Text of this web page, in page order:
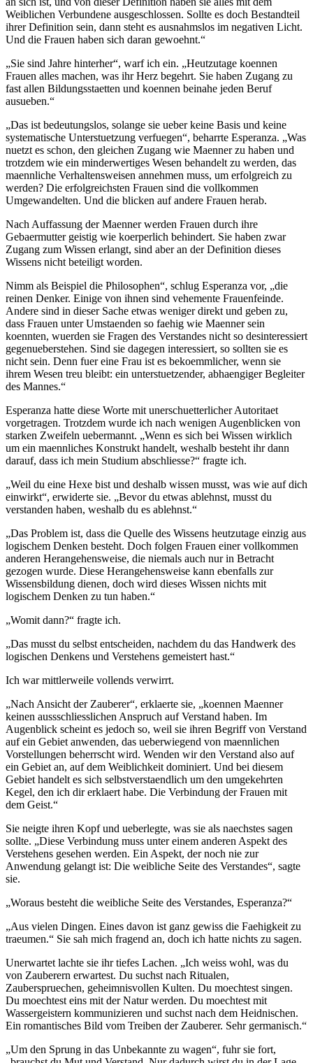
Weiblichen Verbundene ausgeschlossen. Sollte es doch Bestandteil
ihrer Definition sein, dann steht es ausnahmslos im negativen Licht.
Und die Frauen haben sich daran gewoehnt.“
„Sie sind Jahre hinterher“, warf ich ein. „Heutzutage koennen
Frauen alles machen, was ihr Herz begehrt. Sie haben Zugang zu
fast allen Bildungsstaetten und koennen beinahe jeden Beruf
ausueben.“
„Das ist bedeutungslos, solange sie ueber keine Basis und keine
systematische Unterstuetzung verfuegen“, beharrte Esperanza. „Was
nuetzt es schon, den gleichen Zugang wie Maenner zu haben und
trotzdem wie ein minderwertiges Wesen behandelt zu werden, das
maennliche Verhaltensweisen annehmen muss, um erfolgreich zu
werden? Die erfolgreichsten Frauen sind die vollkommen
Umgewandelten. Und die blicken auf andere Frauen herab.
Nach Auffassung der Maenner werden Frauen durch ihre
Gebaermutter geistig wie koerperlich behindert. Sie haben zwar
Zugang zum Wissen erlangt, sind aber an der Definition dieses
Wissens nicht beteiligt worden.
Nimm als Beispiel die Philosophen“, schlug Esperanza vor, „die
reinen Denker. Einige von ihnen sind vehemente Frauenfeinde.
Andere sind in dieser Sache etwas weniger direkt und geben zu,
dass Frauen unter Umstaenden so faehig wie Maenner sein
koennten, wuerden sie Fragen des Verstandes nicht so desinteressiert
gegenueberstehen. Sind sie dagegen interessiert, so sollten sie es
nicht sein. Denn fuer eine Frau ist es bekoemmlicher, wenn sie
ihrem Wesen treu bleibt: ein unterstuetzender, abhaengiger Begleiter
des Mannes.“
Esperanza hatte diese Worte mit unerschuetterlicher Autoritaet
vorgetragen. Trotzdem wurde ich nach wenigen Augenblicken von
starken Zweifeln uebermannt. „Wenn es sich bei Wissen wirklich
um ein maennliches Konstrukt handelt, weshalb besteht ihr dann
darauf, dass ich mein Studium abschliesse?“ fragte ich.
„Weil du eine Hexe bist und deshalb wissen musst, was wie auf dich
einwirkt“, erwiderte sie. „Bevor du etwas ablehnst, musst du
verstanden haben, weshalb du es ablehnst.“
„Das Problem ist, dass die Quelle des Wissens heutzutage einzig aus
logischem Denken besteht. Doch folgen Frauen einer vollkommen
anderen Herangehensweise, die niemals auch nur in Betracht
gezogen wurde. Diese Herangehensweise kann ebenfalls zur
Wissensbildung dienen, doch wird dieses Wissen nichts mit
logischem Denken zu tun haben.“
„Womit dann?“ fragte ich.
„Das musst du selbst entscheiden, nachdem du das Handwerk des
logischen Denkens und Verstehens gemeistert hast.“
Ich war mittlerweile vollends verwirrt.
„Nach Ansicht der Zauberer“, erklaerte sie, „koennen Maenner
keinen aussschliesslichen Anspruch auf Verstand haben. Im
Augenblick scheint es jedoch so, weil sie ihren Begriff von Verstand
auf ein Gebiet anwenden, das ueberwiegend von maennlichen
Vorstellungen beherrscht wird. Wenden wir den Verstand also auf
ein Gebiet an, auf dem Weiblichkeit dominiert. Und bei diesem
Gebiet handelt es sich selbstverstaendlich um den umgekehrten
Kegel, den ich dir erklaert habe. Die Verbindung der Frauen mit
dem Geist.“
Sie neigte ihren Kopf und ueberlegte, was sie als naechstes sagen
sollte. „Diese Verbindung muss unter einem anderen Aspekt des
Verstehens gesehen werden. Ein Aspekt, der noch nie zur
Anwendung gelangt ist: Die weibliche Seite des Verstandes“, sagte
sie.
„Woraus besteht die weibliche Seite des Verstandes, Esperanza?“
„Aus vielen Dingen. Eines davon ist ganz gewiss die Faehigkeit zu
traeumen.“ Sie sah mich fragend an, doch ich hatte nichts zu sagen.
Unerwartet lachte sie ihr tiefes Lachen. „Ich weiss wohl, was du
von Zauberern erwartest. Du suchst nach Ritualen,
Zauberspruechen, geheimnisvollen Kulten. Du moechtest singen.
Du moechtest eins mit der Natur werden. Du moechtest mit
Wassergeistern kommunizieren und suchst nach dem Heidnischen.
Ein romantisches Bild vom Treiben der Zauberer. Sehr germanisch.“
„Um den Sprung in das Unbekannte zu wagen“, fuhr sie fort,